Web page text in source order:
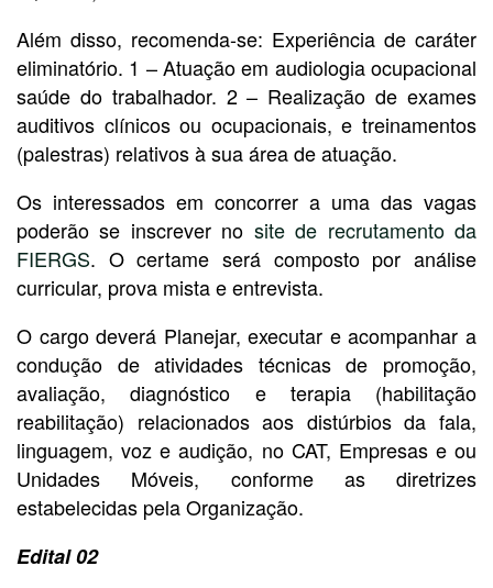
Além disso, recomenda-se: Experiência de caráter
eliminatório. 1 – Atuação em audiologia ocupacional
saúde do trabalhador. 2 – Realização de exames
auditivos clínicos ou ocupacionais, e treinamentos
(palestras) relativos à sua área de atuação.
Os interessados em concorrer a uma das vagas
poderão se inscrever no site de recrutamento da
FIERGS. O certame será composto por análise
curricular, prova mista e entrevista.
O cargo deverá Planejar, executar e acompanhar a
condução de atividades técnicas de promoção,
avaliação, diagnóstico e terapia (habilitação
reabilitação) relacionados aos distúrbios da fala,
linguagem, voz e audição, no CAT, Empresas e ou
Unidades Móveis, conforme as diretrizes
estabelecidas pela Organização.
Edital 02